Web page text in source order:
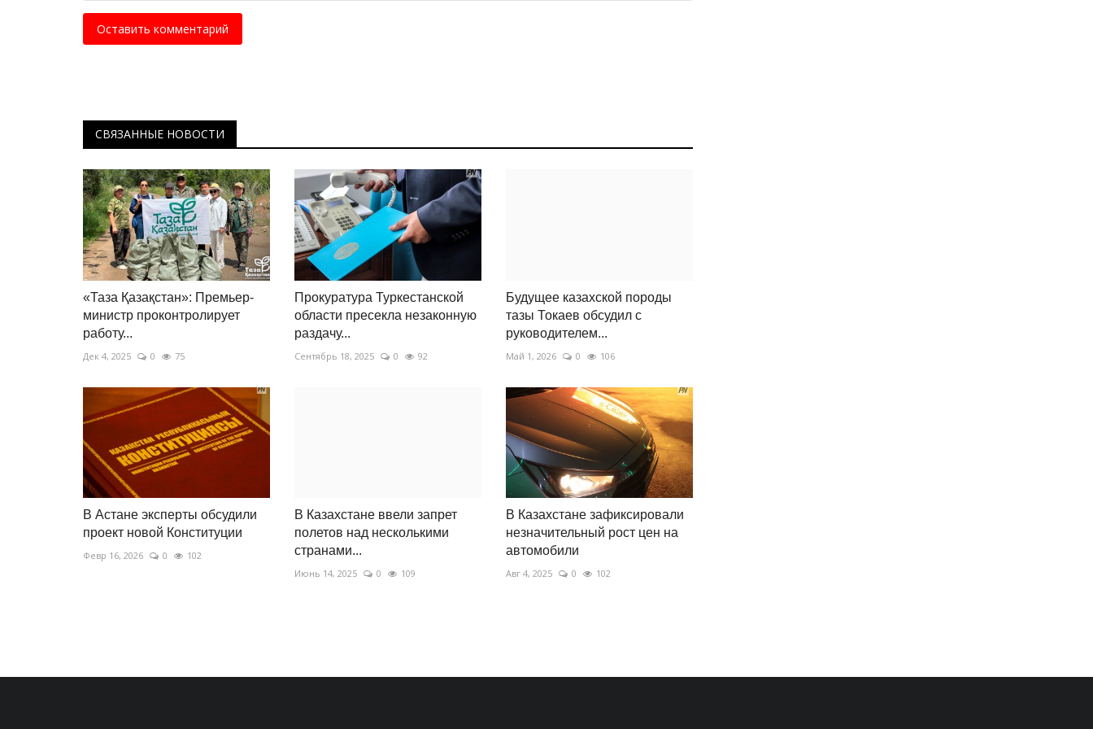
Оставить комментарий
СВЯЗАННЫЕ НОВОСТИ
«Таза Қазақстан»: Премьер-
министр проконтролирует
работу...
Дек 4, 2025 0 75
Прокуратура Туркестанской
области пресекла незаконную
раздачу...
Сентябрь 18, 2025 0 92
Будущее казахской породы
тазы Токаев обсудил с
руководителем...
Май 1, 2026 0 106
В Астане эксперты обсудили
проект новой Конституции
Февр 16, 2026 0 102
В Казахстане ввели запрет
полетов над несколькими
странами...
Июнь 14, 2025 0 109
В Казахстане зафиксировали
незначительный рост цен на
автомобили
Авг 4, 2025 0 102